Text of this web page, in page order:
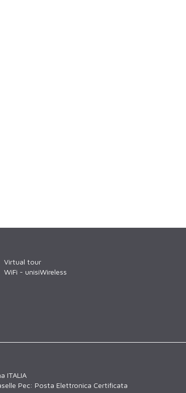
Virtual tour
WiFi - unisiWireless
ITALIA
Pec: Posta Elettronica Certificata